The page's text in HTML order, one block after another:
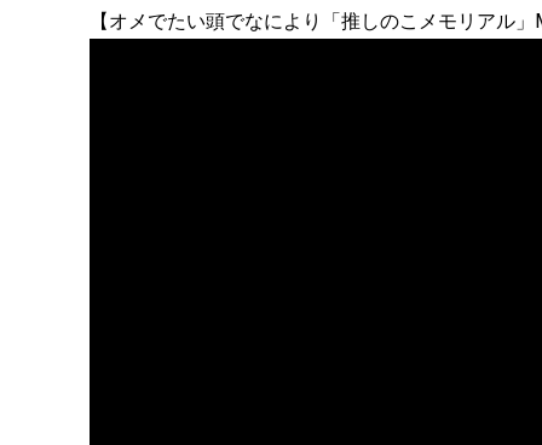
【オメでたい頭でなにより「推しのこメモリアル」